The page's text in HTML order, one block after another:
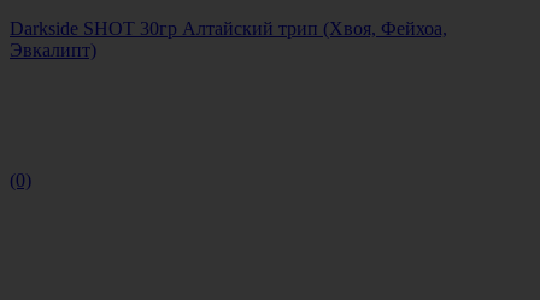
Darkside SHOT 30гр Алтайский трип (Хвоя, Фейхоа,
Эвкалипт)
(0)